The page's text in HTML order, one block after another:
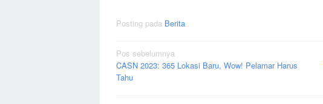
Posting pada Berita
Navigasi
pos
Pos sebelumnya
CASN 2023: 365 Lokasi Baru, Wow! Pelamar Harus
Tahu